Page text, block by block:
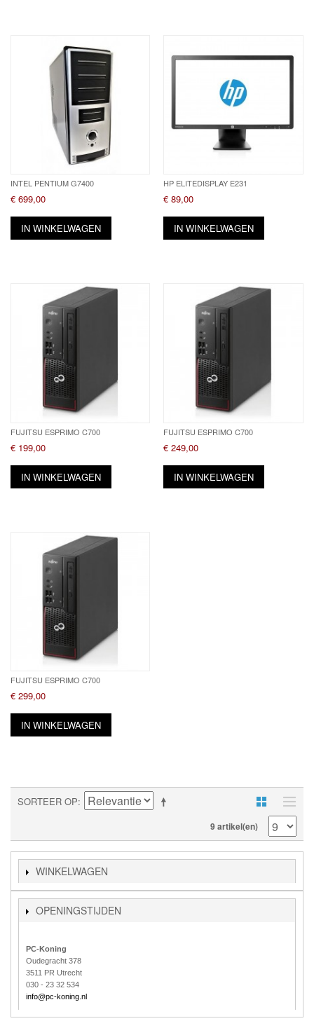
INTEL PENTIUM G7400
€ 699,00
IN WINKELWAGEN
HP ELITEDISPLAY E231
€ 89,00
IN WINKELWAGEN
FUJITSU ESPRIMO C700
€ 199,00
IN WINKELWAGEN
FUJITSU ESPRIMO C700
€ 249,00
IN WINKELWAGEN
FUJITSU ESPRIMO C700
€ 299,00
IN WINKELWAGEN
SORTEER OP
9 artikel(en)
WINKELWAGEN
OPENINGSTIJDEN
PC-Koning
Oudegracht 378
3511 PR Utrecht
030 - 23 32 534
info@pc-koning.nl